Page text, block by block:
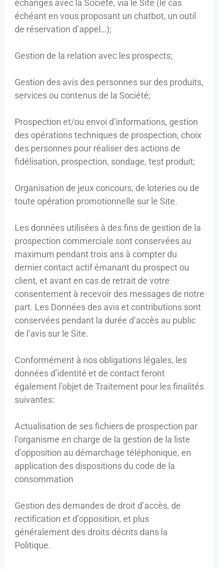
échanges avec la Société, via le Site (le cas
échéant en vous proposant un chatbot, un outil
de réservation d’appel…);
Gestion de la relation avec les prospects;
Gestion des avis des personnes sur des produits,
services ou contenus de la Société;
Prospection et/ou envoi d’informations, gestion
des opérations techniques de prospection, choix
des personnes pour réaliser des actions de
fidélisation, prospection, sondage, test produit;
Organisation de jeux concours, de loteries ou de
toute opération promotionnelle sur le Site.
Les données utilisées à des fins de gestion de la
prospection commerciale sont conservées au
maximum pendant trois ans à compter du
dernier contact actif émanant du prospect ou
client, et avant en cas de retrait de votre
consentement à recevoir des messages de notre
part. Les Données des avis et contributions sont
conservées pendant la durée d’accès au public
de l’avis sur le Site.
Conformément à nos obligations légales, les
données d’identité et de contact feront
également l’objet de Traitement pour les finalités
suivantes:
Actualisation de ses fichiers de prospection par
l’organisme en charge de la gestion de la liste
d’opposition au démarchage téléphonique, en
application des dispositions du code de la
consommation
Gestion des demandes de droit d’accès, de
rectification et d’opposition, et plus
généralement des droits décrits dans la
Politique.